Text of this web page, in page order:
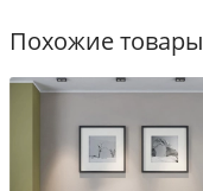
Похожие товары